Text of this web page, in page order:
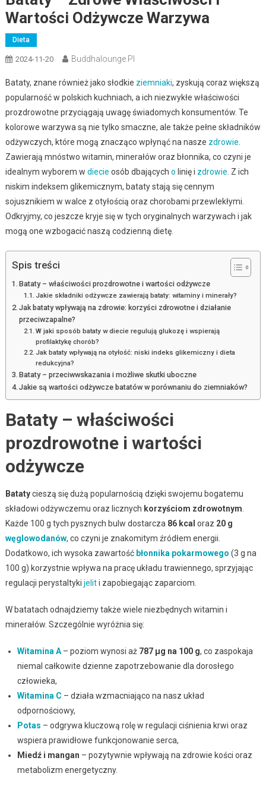
Wartości Odżywcze Warzywa
Dieta
2024-11-20 Buddhalounge.pl
Bataty, znane również jako słodkie ziemniaki, zyskują coraz większą
popularność w polskich kuchniach, a ich niezwykłe właściwości
prozdrowotne przyciągają uwagę świadomych konsumentów. Te
kolorowe warzywa są nie tylko smaczne, ale także pełne składników
odżywczych, które mogą znacząco wpłynąć na nasze zdrowie
Zawierają mnóstwo witamin, minerałów oraz błonnika, co czyni je
idealnym wyborem w diecie osób dbających o linię i zdrowie . Z ich
niskim indeksem glikemicznym, bataty stają się cennym
sojusznikiem w walce z otyłością oraz chorobami przewlekłymi.
Odkryjmy, co jeszcze kryje się w tych oryginalnych warzywach i jak
mogą one wzbogacić naszą codzienną dietę.
Spis treści
Bataty – właściwości prozdrowotne i wartości odżywcze
Jakie składniki odżywcze zawierają bataty: witaminy i minerały?
Jak bataty wpływają na zdrowie: korzyści zdrowotne i działanie
przeciwzapalne?
W jaki sposób bataty w diecie regulują glukozę i wspierają
profilaktykę chorób?
Jak bataty wpływają na otyłość: niski indeks glikemiczny i dieta
redukcyjna?
Bataty – przeciwwskazania i możliwe skutki uboczne
Jakie są wartości odżywcze batatów w porównaniu do ziemniaków?
Bataty – właściwości
prozdrowotne i wartości
odżywcze
Batatycieszą się dużą popularnością dzięki swojemu bogatemu
składowi odżywczemu oraz licznych korzyściom zdrowotnym
Każde 100 g tych pysznych bulw dostarcza 86 kcal oraz 20 g
węglowodanów, co czyni je znakomitym źródłem energii.
Dodatkowo, ich wysoka zawartość błonnika pokarmowego (3 g na
100 g) korzystnie wpływa na pracę układu trawiennego, sprzyjając
regulacji perystaltyki jeliti zapobiegając zaparciom.
W batatach odnajdziemy także wiele niezbędnych witamin i
minerałów. Szczególnie wyróżnia się:
Witamina A– poziom wynosi aż 787 µg na 100 g, co zaspokaja
niemal całkowite dzienne zapotrzebowanie dla dorosłego
człowieka,
Witamina C – działa wzmacniająco na nasz układ
odpornościowy,
Potas – odgrywa kluczową rolę w regulacji ciśnienia krwi oraz
wspiera prawidłowe funkcjonowanie serca,
Miedź i mangan – pozytywnie wpływają na zdrowie kości oraz
metabolizm energetyczny.